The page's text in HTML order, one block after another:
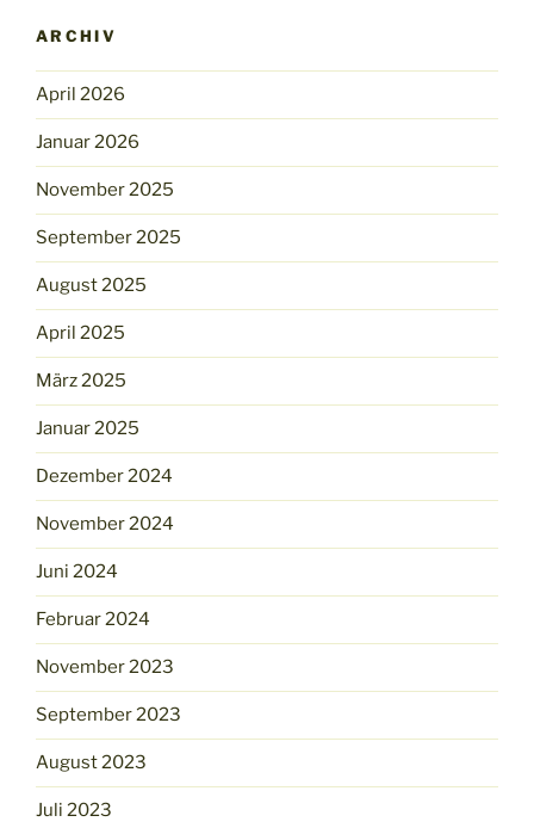
ARCHIV
April 2026
Januar 2026
November 2025
September 2025
August 2025
April 2025
März 2025
Januar 2025
Dezember 2024
November 2024
Juni 2024
Februar 2024
November 2023
September 2023
August 2023
Juli 2023